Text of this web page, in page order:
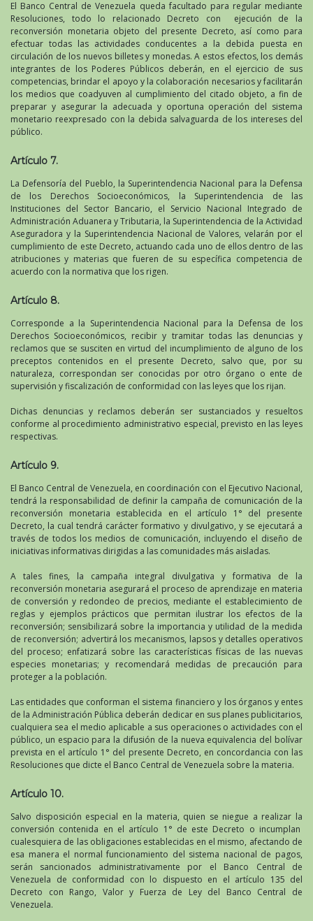
El Banco Central de Venezuela queda facultado para regular mediante
Resoluciones, todo lo relacionado Decreto con ejecución de la
reconversión monetaria objeto del presente Decreto, así como para
efectuar todas las actividades conducentes a la debida puesta en
circulación de los nuevos billetes y monedas. A estos efectos, los demás
integrantes de los Poderes Públicos deberán, en el ejercicio de sus
competencias, brindar el apoyo y la colaboración necesarios y facilitarán
los medios que coadyuven al cumplimiento del citado objeto, a fin de
preparar y asegurar la adecuada y oportuna operación del sistema
monetario reexpresado con la debida salvaguarda de los intereses del
público.
Artículo 7.
La Defensoría del Pueblo, la Superintendencia Nacional para la Defensa
de los Derechos Socioeconómicos, la Superintendencia de las
Instituciones del Sector Bancario, el Servicio Nacional Integrado de
Administración Aduanera y Tributaria, la Superintendencia de la Actividad
Aseguradora y la Superintendencia Nacional de Valores, velarán por el
cumplimiento de este Decreto, actuando cada uno de ellos dentro de las
atribuciones y materias que fueren de su específica competencia de
acuerdo con la normativa que los rigen.
Artículo 8.
Corresponde a la Superintendencia Nacional para la Defensa de los
Derechos Socioeconómicos, recibir y tramitar todas las denuncias y
reclamos que se susciten en virtud del incumplimiento de alguno de los
preceptos contenidos en el presente Decreto, salvo que, por su
naturaleza, correspondan ser conocidas por otro órgano o ente de
supervisión y fiscalización de conformidad con las leyes que los rijan.
Dichas denuncias y reclamos deberán ser sustanciados y resueltos
conforme al procedimiento administrativo especial, previsto en las leyes
respectivas.
Artículo 9.
El Banco Central de Venezuela, en coordinación con el Ejecutivo Nacional,
tendrá la responsabilidad de definir la campaña de comunicación de la
reconversión monetaria establecida en el artículo 1° del presente
Decreto, la cual tendrá carácter formativo y divulgativo, y se ejecutará a
través de todos los medios de comunicación, incluyendo el diseño de
iniciativas informativas dirigidas a las comunidades más aisladas.
A tales fines, la campaña integral divulgativa y formativa de la
reconversión monetaria asegurará el proceso de aprendizaje en materia
de conversión y redondeo de precios, mediante el establecimiento de
reglas y ejemplos prácticos que permitan ilustrar los efectos de la
reconversión; sensibilizará sobre la importancia y utilidad de la medida
de reconversión; advertirá los mecanismos, lapsos y detalles operativos
del proceso; enfatizará sobre las características físicas de las nuevas
especies monetarias; y recomendará medidas de precaución para
proteger a la población.
Las entidades que conforman el sistema financiero y los órganos y entes
de la Administración Pública deberán dedicar en sus planes publicitarios,
cualquiera sea el medio aplicable a sus operaciones o actividades con el
público, un espacio para la difusión de la nueva equivalencia del bolívar
prevista en el artículo 1° del presente Decreto, en concordancia con las
Resoluciones que dicte el Banco Central de Venezuela sobre la materia.
Artículo 10.
Salvo disposición especial en la materia, quien se niegue a realizar la
conversión contenida en el artículo 1° de este Decreto o incumplan
cualesquiera de las obligaciones establecidas en el mismo, afectando de
esa manera el normal funcionamiento del sistema nacional de pagos,
serán sancionados administrativamente por el Banco Central de
Venezuela de conformidad con lo dispuesto en el artículo 135 del
Decreto con Rango, Valor y Fuerza de Ley del Banco Central de
Venezuela.